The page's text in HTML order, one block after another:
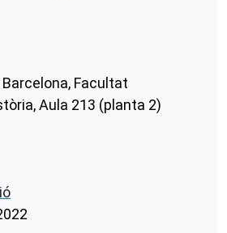
Facultat
Aula 213 (planta 2)